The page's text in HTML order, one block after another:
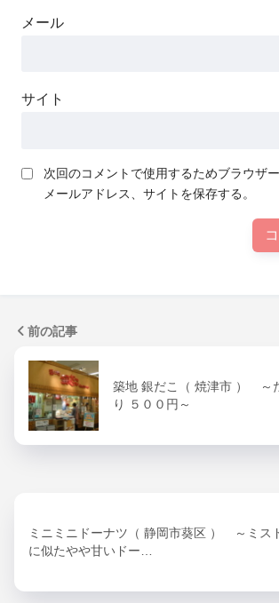
メール
サイト
次回のコメントで使用するためブラウザ
メールアドレス、サイトを保存する。
前の記事
築地 銀だこ（ 焼津市 ） ～
り ５００円～
ミニミニドーナツ（ 静岡市葵区 ） ～ミス
に似たやや甘いドー…